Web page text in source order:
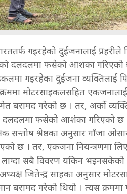
गइरहेको दुईजनालाई
दलदलमा फसेको आशंका गरिएको
गइरहेका दुईजना व्यक्तिलाई
मोटरसाइकलसहित एकजनालाई
बरामद गरेको छ । तर, अर्को
दलदलमा फसेको आशंका गरिएको छ
सन्तोष श्रेष्ठका अनुसार गाँजा
छ । तर, एकजना नियन्त्रणमा
सबै विवरण यकिन भइनसकेको
जितेन्द्र साहका अनुसार
बरामद गरेको थियो । त्यस